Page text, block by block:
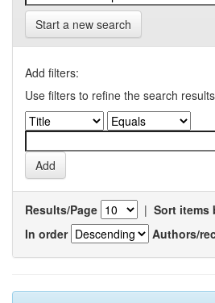
Start a new search
Add filters:
Use filters to refine the search
Results/Page | Sort items
In order
Authors/